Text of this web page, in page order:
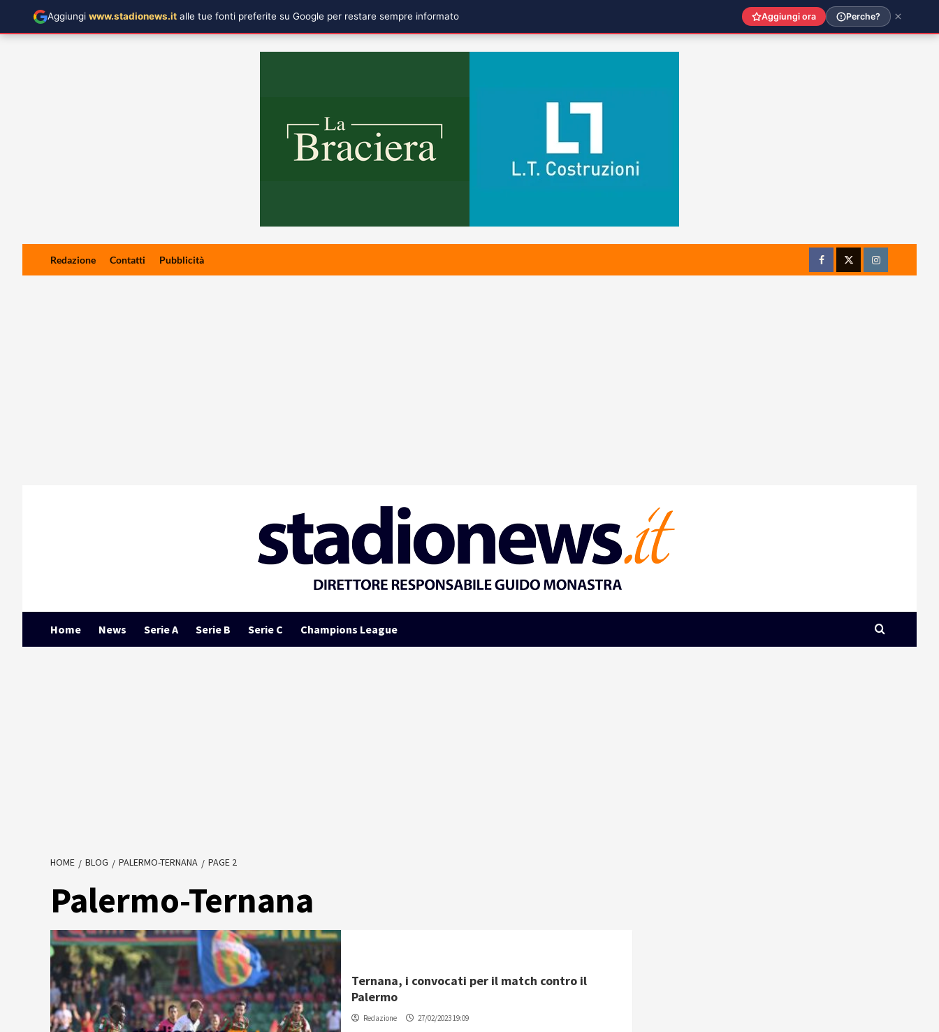
Redazione Contatti Pubblicità
FacebookTwitterInstagram
Home News Serie A Serie B Serie C Champions League
HOME BLOG PALERMO-TERNANA PAGE 2
Palermo-Ternana
Ternana, i convocati per il match contro il
Palermo
Redazione 27/02/2023 19:09
Aggiungi www.stadionews.it alle tue fonti preferite su Google per restare sempre informato Aggiungi ora Perche?